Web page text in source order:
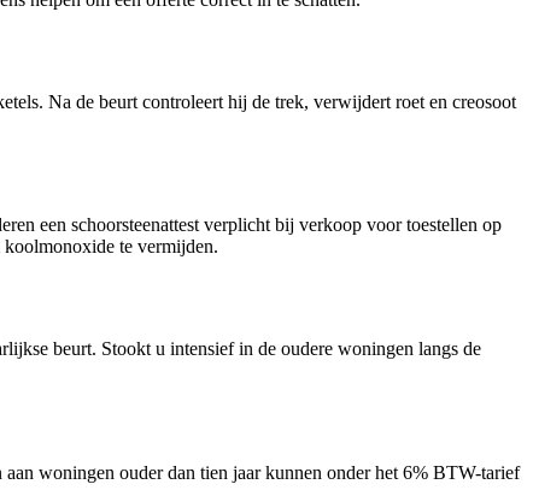
Na de beurt controleert hij de trek, verwijdert roet en creosoot
een schoorsteenattest verplicht bij verkoop voor toestellen op
koolmonoxide te vermijden.
beurt. Stookt u intensief in de oudere woningen langs de
woningen ouder dan tien jaar kunnen onder het 6% BTW-tarief